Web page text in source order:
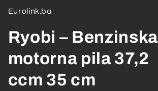
Eurolink.ba
Ryobi – Benzinska
motorna pila 37,2
ccm 35 cm